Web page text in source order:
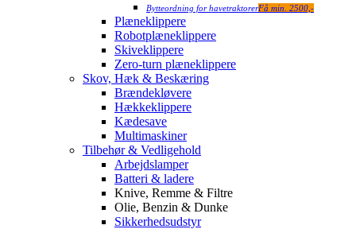
Bytteordning for havetraktorerFå min. 2500,-
Plæneklippere
Robotplæneklippere
Skiveklippere
Zero-turn plæneklippere
Skov, Hæk & Beskæring
Brændekløvere
Hækkeklippere
Kædesave
Multimaskiner
Tilbehør & Vedligehold
Arbejdslamper
Batteri & ladere
Knive, Remme & Filtre
Olie, Benzin & Dunke
Sikkerhedsudstyr